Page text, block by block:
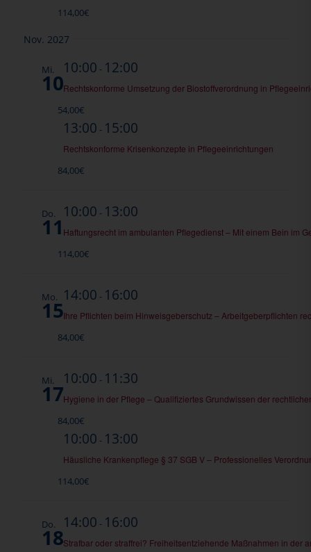
114,00€
Nov. 2027
Mi.
10
10:00 - 12:00
Rechtskonforme Umsetzung der Biostoffverordnung in
54,00€
13:00 - 15:00
Rechtskonforme Krisenkonzepte in Pflegeeinrichtungen
84,00€
Do.
11
10:00 - 13:00
Haftungsrecht im ambulanten Pflegedienst – Mit einem Bein im
114,00€
Mo.
15
14:00 - 16:00
Ihre Pflichten beim Hinweisgeberschutz – Arbeitgeberpflichten
84,00€
Mi.
17
10:00 - 11:30
Hygiene in der Pflege – Qualifiziertes Grundwissen der
84,00€
10:00 - 13:00
Häusliche Krankenpflege § 37 SGB V – Professionelles
114,00€
Do.
18
14:00 - 16:00
Strafbar oder straffrei? Freiheitsentziehende Maßnahmen in der